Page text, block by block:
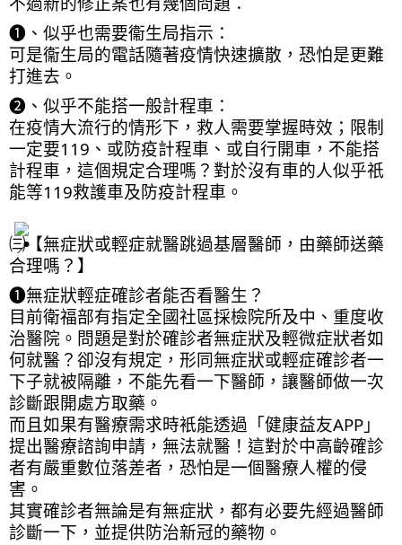
❶、似乎也需要衞生局指示：
可是衞生局的電話隨著疫情快速擴散，恐怕是更難
打進去。
❷、似乎不能搭一般計程車：
在疫情大流行的情形下，救人需要掌握時效；限制
一定要119、或防疫計程車、或自行開車，不能搭
計程車，這個規定合理嗎？對於沒有車的人似乎祇
能等119救護車及防疫計程車。
㈢【無症狀或輕症就醫跳過基層醫師，由藥師送藥
合理嗎？】
❶無症狀輕症確診者能否看醫生？
目前衛福部有指定全國社區採檢院所及中、重度收
治醫院。問題是對於確診者無症狀及輕微症狀者如
何就醫？卻沒有規定，形同無症狀或輕症確診者一
下子就被隔離，不能先看一下醫師，讓醫師做一次
診斷跟開處方取藥。
而且如果有醫療需求時衹能透過「健康益友APP」
提出醫療諮詢申請，無法就醫！這對於中高齡確診
者有嚴重數位落差者，恐怕是一個醫療人權的侵
害。
其實確診者無論是有無症狀，都有必要先經過醫師
診斷一下，並提供防治新冠的藥物。